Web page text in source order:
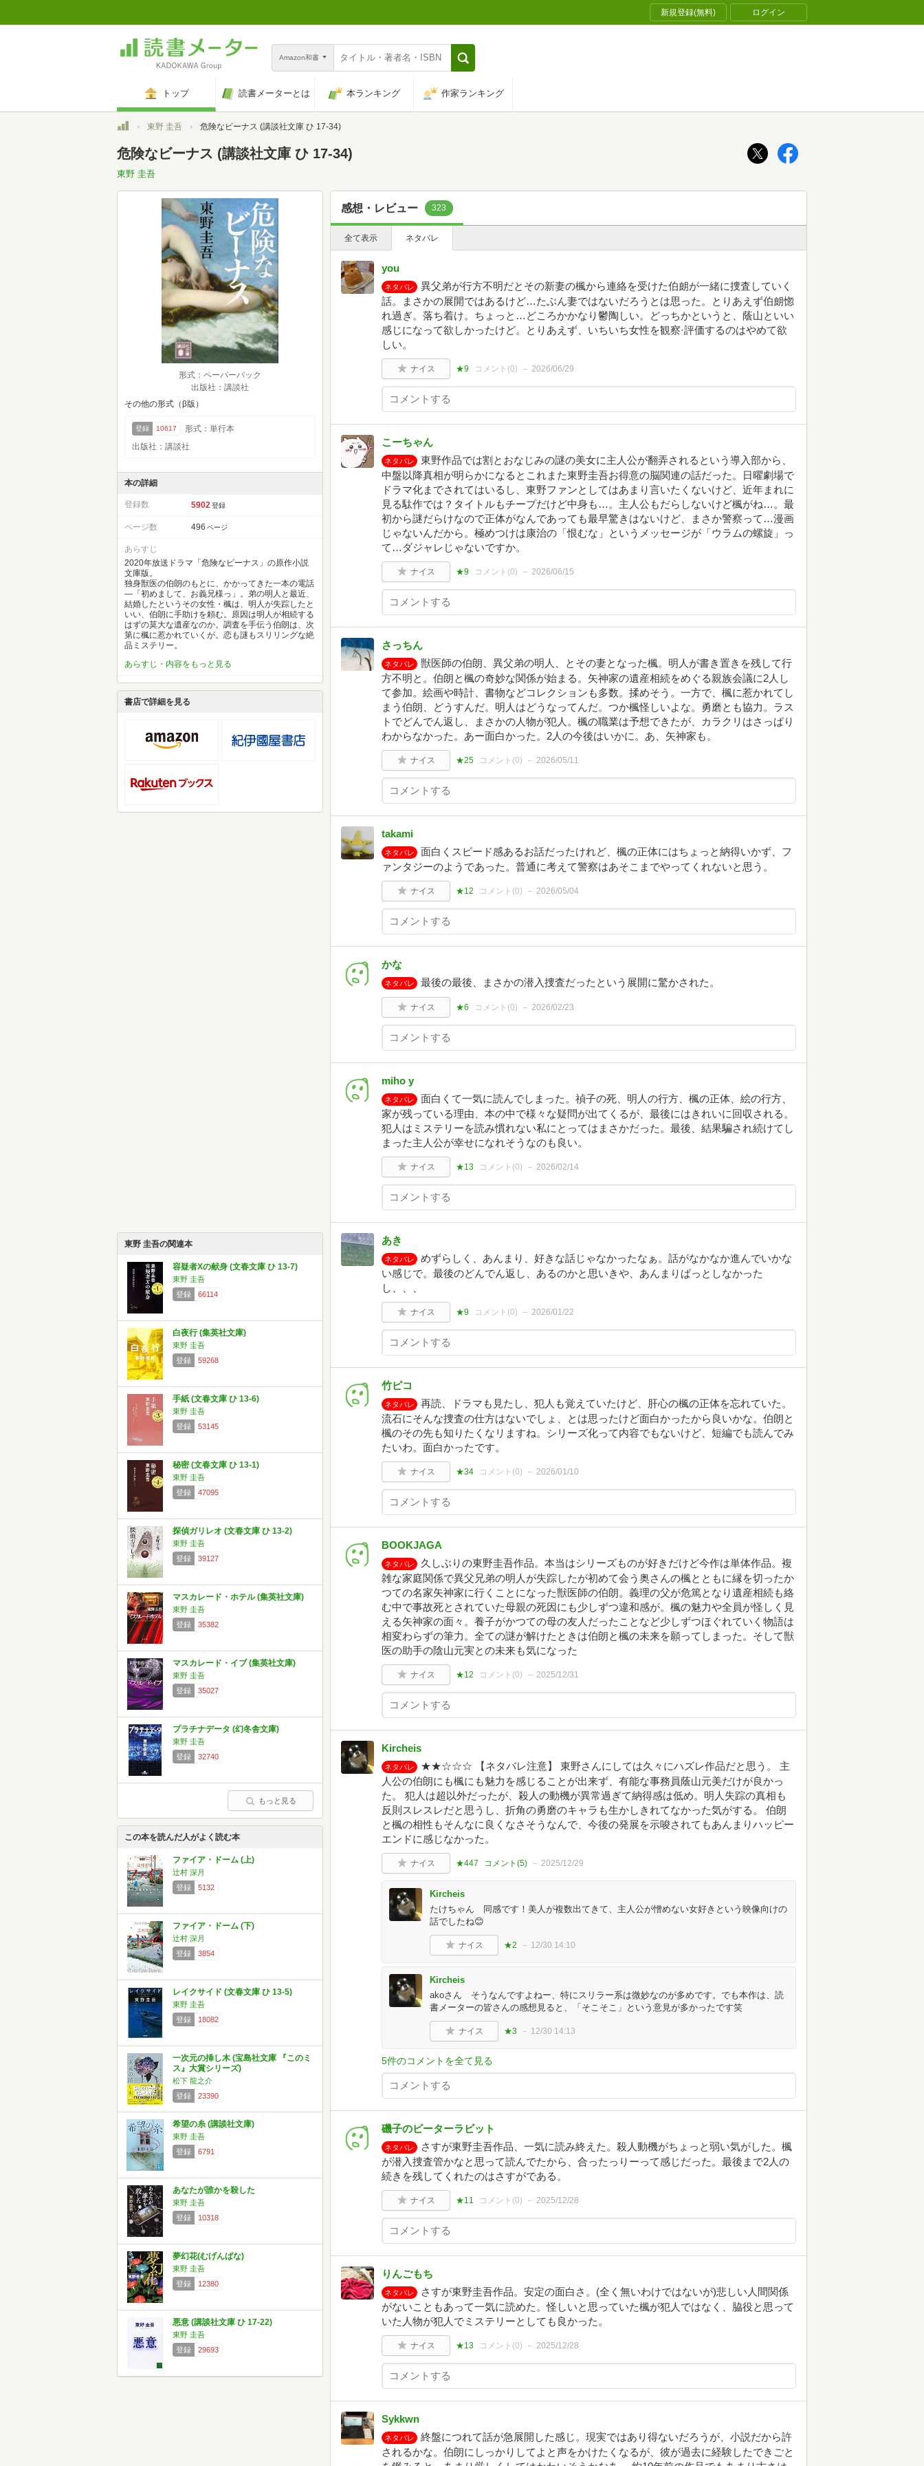
新規登録(無料) ログイン
Amazon和書
トップ 読書メーターとは 本ランキング 作家ランキング
トップ東野 圭吾 危険なビーナス (講談社文庫 ひ 17-34)
危険なビーナス (講談社文庫 ひ 17-34)
東野 圭吾
形式：ペーパーバック
出版社：講談社
その他の形式（β版）
登録 10617
形式：単行本
出版社：講談社
本の詳細
登録数 5902 登録
ページ数 496 ページ
あらすじ
2020年放送ドラマ「危険なビーナス」の原作小説
文庫版。
独身獣医の伯朗のもとに、かかってきた一本の電話
―「初めまして、お義兄様っ」。弟の明人と最近、
結婚したというその女性・楓は、明人が失踪したと
いい、伯朗に手助けを頼む。原因は明人が相続する
はずの莫大な遺産なのか。調査を手伝う伯朗は、次
第に楓に惹かれていくが。恋も謎もスリリングな絶
品ミステリー。
あらすじ・内容をもっと見る
書店で詳細を見る
東野 圭吾の関連本
容疑者Xの献身 (文春文庫 ひ 13-7)
東野 圭吾
登録
66114
白夜行 (集英社文庫)
東野 圭吾
登録
59268
手紙 (文春文庫 ひ 13-6)
東野 圭吾
登録
53145
秘密 (文春文庫 ひ 13-1)
東野 圭吾
登録
47095
探偵ガリレオ (文春文庫 ひ 13-2)
東野 圭吾
登録
39127
マスカレード・ホテル (集英社文庫)
東野 圭吾
登録
35382
マスカレード・イブ (集英社文庫)
東野 圭吾
登録
35027
プラチナデータ (幻冬舎文庫)
東野 圭吾
登録
32740
もっと見る
この本を読んだ人がよく読む本
ファイア・ドーム (上)
辻村 深月
登録
5132
ファイア・ドーム (下)
辻村 深月
登録
3854
レイクサイド (文春文庫 ひ 13-5)
東野 圭吾
登録
18082
一次元の挿し木 (宝島社文庫 『このミ
ス』大賞シリーズ)
松下 龍之介
登録
23390
希望の糸 (講談社文庫)
東野 圭吾
登録
6791
あなたが誰かを殺した
東野 圭吾
登録
10318
夢幻花(むげんばな)
東野 圭吾
登録
12380
悪意 (講談社文庫 ひ 17-22)
東野 圭吾
登録
29693
感想・レビュー 323
全て表示 ネタバレ
you
ネタバレ
異父弟が行方不明だとその新妻の楓から連絡を受けた伯朗が一緒に捜査していく
話。まさかの展開ではあるけど…たぶん妻ではないだろうとは思った。とりあえず伯朗惚
れ過ぎ。落ち着け。ちょっと…どころかかなり鬱陶しい。どっちかというと、蔭山といい
感じになって欲しかったけど。とりあえず、いちいち女性を観察·評価するのはやめて欲
しい。
ナイス ★9 コメント(0) 2026/06/29
こーちゃん
ネタバレ
東野作品では割とおなじみの謎の美女に主人公が翻弄されるという導入部から、
中盤以降真相が明らかになるとこれまた東野圭吾お得意の脳関連の話だった。日曜劇場で
ドラマ化までされてはいるし、東野ファンとしてはあまり言いたくないけど、近年まれに
見る駄作では？タイトルもチープだけど中身も…。主人公もだらしないけど楓がね…。最
初から謎だらけなので正体がなんであっても最早驚きはないけど、まさか警察って…漫画
じゃないんだから。極めつけは康治の「恨むな」というメッセージが「ウラムの螺旋」っ
て…ダジャレじゃないですか。
ナイス ★9 コメント(0) 2026/06/15
さっちん
ネタバレ
獣医師の伯朗、異父弟の明人、とその妻となった楓。明人が書き置きを残して行
方不明と。伯朗と楓の奇妙な関係が始まる。矢神家の遺産相続をめぐる親族会議に2人し
て参加。絵画や時計、書物などコレクションも多数。揉めそう。一方で、楓に惹かれてし
まう伯朗、どうすんだ。明人はどうなってんだ。つか楓怪しいよな。勇磨とも協力。ラス
トでどんでん返し、まさかの人物が犯人。楓の職業は予想できたが、カラクリはさっぱり
わからなかった。あー面白かった。2人の今後はいかに。あ、矢神家も。
ナイス ★25 コメント(0) 2026/05/11
takami
ネタバレ
面白くスピード感あるお話だったけれど、楓の正体にはちょっと納得いかず、フ
ァンタジーのようであった。普通に考えて警察はあそこまでやってくれないと思う。
ナイス ★12 コメント(0) 2026/05/04
かな
ネタバレ 最後の最後、まさかの潜入捜査だったという展開に驚かされた。
ナイス ★6 コメント(0) 2026/02/23
miho y
ネタバレ
面白くて一気に読んでしまった。禎子の死、明人の行方、楓の正体、絵の行方、
家が残っている理由、本の中で様々な疑問が出てくるが、最後にはきれいに回収される。
犯人はミステリーを読み慣れない私にとってはまさかだった。最後、結果騙され続けてし
まった主人公が幸せになれそうなのも良い。
ナイス ★13 コメント(0) 2026/02/14
あき
ネタバレ
めずらしく、あんまり、好きな話じゃなかったなぁ。話がなかなか進んでいかな
い感じで。最後のどんでん返し、あるのかと思いきや、あんまりぱっとしなかった
し、、、
ナイス ★9 コメント(0) 2026/01/22
竹ピコ
ネタバレ
再読、ドラマも見たし、犯人も覚えていたけど、肝心の楓の正体を忘れていた。
流石にそんな捜査の仕方はないでしょ、とは思ったけど面白かったから良いかな。伯朗と
楓のその先も知りたくなリますね。シリーズ化って内容でもないけど、短編でも読んでみ
たいわ。面白かったです。
ナイス ★34 コメント(0) 2026/01/10
BOOKJAGA
ネタバレ
久しぶりの東野圭吾作品。本当はシリーズものが好きだけど今作は単体作品。複
雑な家庭関係で異父兄弟の明人が失踪したが初めて会う奥さんの楓とともに縁を切ったか
つての名家矢神家に行くことになった獣医師の伯朗。義理の父が危篤となり遺産相続も絡
む中で事故死とされていた母親の死因にも少しずつ違和感が。楓の魅力や全員が怪しく見
える矢神家の面々。養子がかつての母の友人だったことなど少しずつほぐれていく物語は
相変わらずの筆力。全ての謎が解けたときは伯朗と楓の未来を願ってしまった。そして獣
医の助手の陰山元実との未来も気になった
ナイス ★12 コメント(0) 2025/12/31
Kircheis
ネタバレ
★★☆☆☆ 【ネタバレ注意】 東野さんにしては久々にハズレ作品だと思う。 主
人公の伯朗にも楓にも魅力を感じることが出来ず、有能な事務員蔭山元美だけが良かっ
た。 犯人は超以外だったが、殺人の動機が異常過ぎて納得感は低め。明人失踪の真相も
反則スレスレだと思うし、折角の勇磨のキャラも生かしきれてなかった気がする。 伯朗
と楓の相性もそんなに良くなさそうなんで、今後の発展を示唆されてもあんまりハッピー
エンドに感じなかった。
ナイス ★447 コメント(5) 2025/12/29
Kircheis
たけちゃん 同感です！美人が複数出てきて、主人公が憎めない女好きという映像向けの
話でしたね😊
ナイス ★2 12/30 14:10
Kircheis
akoさん そうなんですよねー、特にスリラー系は微妙なのが多めです。でも本作は、読
書メーターの皆さんの感想見ると、「そこそこ」という意見が多かったです笑
ナイス ★3 12/30 14:13
5件のコメントを全て見る
磯子のピーターラビット
ネタバレ
さすが東野圭吾作品、一気に読み終えた。殺人動機がちょっと弱い気がした。楓
が潜入捜査管かなと思って読んでたから、合ったっりーって感じだった。最後まで2人の
続きを残してくれたのはさすがである。
ナイス ★11 コメント(0) 2025/12/28
りんごもち
ネタバレ
さすが東野圭吾作品。安定の面白さ。(全く無いわけではないが)悲しい人間関係
がないこともあって一気に読めた。怪しいと思っていた楓が犯人ではなく、脇役と思って
いた人物が犯人でミステリーとしても良かった。
ナイス ★13 コメント(0) 2025/12/28
Sykkwn
ネタバレ
終盤につれて話が急展開した感じ。現実ではあり得ないだろうが、小説だから許
されるかな。伯朗にしっかりしてよと声をかけたくなるが、彼が過去に経験したできごと